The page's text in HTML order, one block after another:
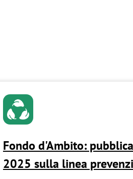
Fondo d'Ambito:
2025 sulla linea